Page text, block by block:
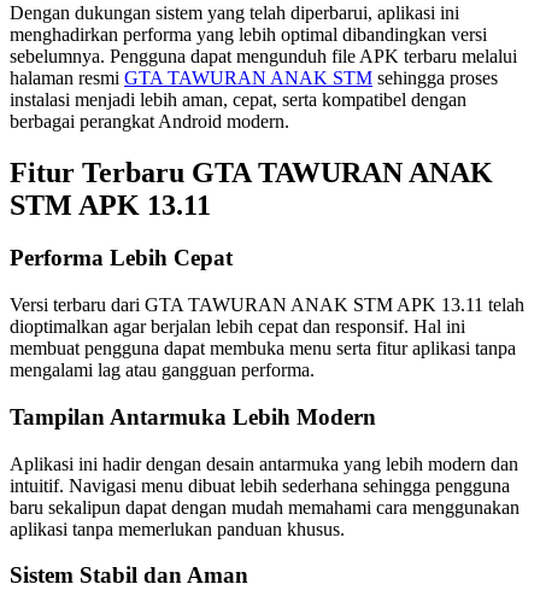
Dengan dukungan sistem yang telah diperbarui, aplikasi ini
menghadirkan performa yang lebih optimal dibandingkan versi
sebelumnya. Pengguna dapat mengunduh file APK terbaru melalui
halaman resmi GTA TAWURAN ANAK STM sehingga proses
instalasi menjadi lebih aman, cepat, serta kompatibel dengan
berbagai perangkat Android modern.
Fitur Terbaru GTA TAWURAN ANAK
STM APK 13.11
Performa Lebih Cepat
Versi terbaru dari GTA TAWURAN ANAK STM APK 13.11 telah
dioptimalkan agar berjalan lebih cepat dan responsif. Hal ini
membuat pengguna dapat membuka menu serta fitur aplikasi tanpa
mengalami lag atau gangguan performa.
Tampilan Antarmuka Lebih Modern
Aplikasi ini hadir dengan desain antarmuka yang lebih modern dan
intuitif. Navigasi menu dibuat lebih sederhana sehingga pengguna
baru sekalipun dapat dengan mudah memahami cara menggunakan
aplikasi tanpa memerlukan panduan khusus.
Sistem Stabil dan Aman